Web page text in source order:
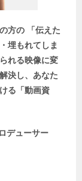
方の 「伝えた
埋もれてしま
れる映像に変
決し、あなた
る「動画資
デューサー